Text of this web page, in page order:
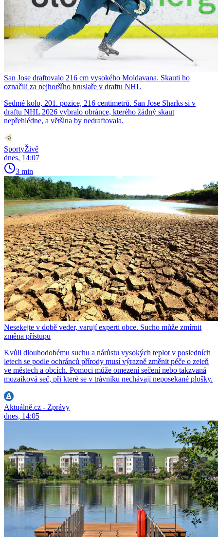
San Jose draftovalo 216 cm vysokého Moldavana. Skauti ho
označili za nejhoršího bruslaře v draftu NHL
Sedmé kolo, 201. pozice, 216 centimetrů. San Jose Sharks si v
draftu NHL 2026 vybralo obránce, kterého žádný skaut
nepřehlédne, a většina by nedraftovala.
SportyŽivě
dnes, 14:07
3 min
Nesekejte v době veder, varují experti obce. Sucho může zmírnit
změna přístupu
Kvůli dlouhodobému suchu a nárůstu vysokých teplot v posledních
letech se podle ochránců přírody musí výrazně změnit péče o zeleň
ve městech a obcích. Pomoci může omezení sečení nebo takzvaná
mozaiková seč, při které se v trávníku nechávají neposekané plošky.
Aktuálně.cz - Zprávy
dnes, 14:05